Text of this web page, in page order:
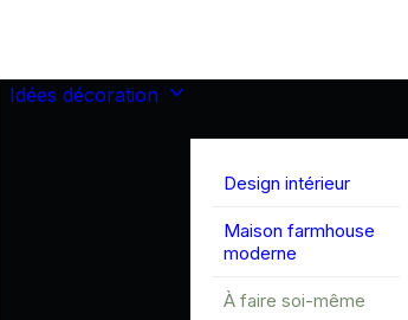
Idées décoration
Design intérieur
Maison farmhouse
moderne
À faire soi-même